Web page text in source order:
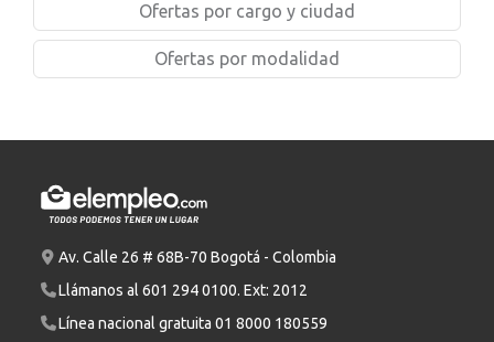
Ofertas por cargo y ciudad
Ofertas por modalidad
Av. Calle 26 # 68B-70 Bogotá - Colombia
Llámanos al 601 294 0100. Ext: 2012
Línea nacional gratuita 01 8000 180559